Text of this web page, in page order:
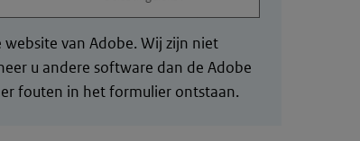
van Adobe. Wij zijn niet
u andere software dan de Adobe
fouten in het formulier ontstaan.